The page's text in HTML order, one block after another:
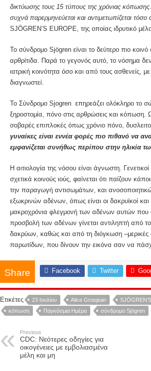
δικτύωσης τους 15 τύπους της χρόνιας
συχνά παρερμηνεύεται και αντιμετωπίζεται τόσο
SJÖGREN’S EUROPE, της οποίας ιδρυτικό
Το σύνδρομο Sjögren είναι το δεύτερο πιο
αρθρίτιδα. Παρά το γεγονός αυτό, το νόσημα
ιατρική κοινότητα όσο και από τους
διαγνωστεί.
Το Σύνδρομο Sjogren επηρεάζει ολόκληρο το
ξηροστομία, πόνο στις αρθρώσεις και κόπωση.
σοβαρές επιπλοκές όπως χρόνιο πόνο,
γυναίκες είναι εννέα φορές πιο πιθανό να
εμφανίζεται συνήθως περίπου στην ηλικία
Η αιτιολογία της νόσου είναι άγνωστη.
σχετικά κοινούς ιούς, φαίνεται ότι παίζουν
την παραγωγή αντισωμάτων, και
εξωκρινών αδένων, όπως είναι οι δακρυϊκοί
μακροχρόνια φλεγμονή των αδένων αυτών που
προσβολή των αδένων γίνεται αντιληπτή από
δακρύων, καθώς και από τη διόγκωση
παρωτίδων, που δίνουν την εικόνα σαν να
Share Facebook Twitter
Ετικέτες 23 Ιουλίου Alice Grosjean
κόπωση
Παγκόσμια Ημέρα σύνδρομο Sjögren
Previous
CDC: Νεότερες οδηγίες για
οικογένειες με εμβολιασμένα
μέλη και μη